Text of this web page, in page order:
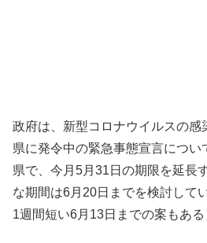
政府は、新型コロナウイルスの感
県に発令中の緊急事態宣言につ
県で、今月5月31日の期限を延長
な期間は6月20日までを検討して
1週間短い6月13日までの案 もある